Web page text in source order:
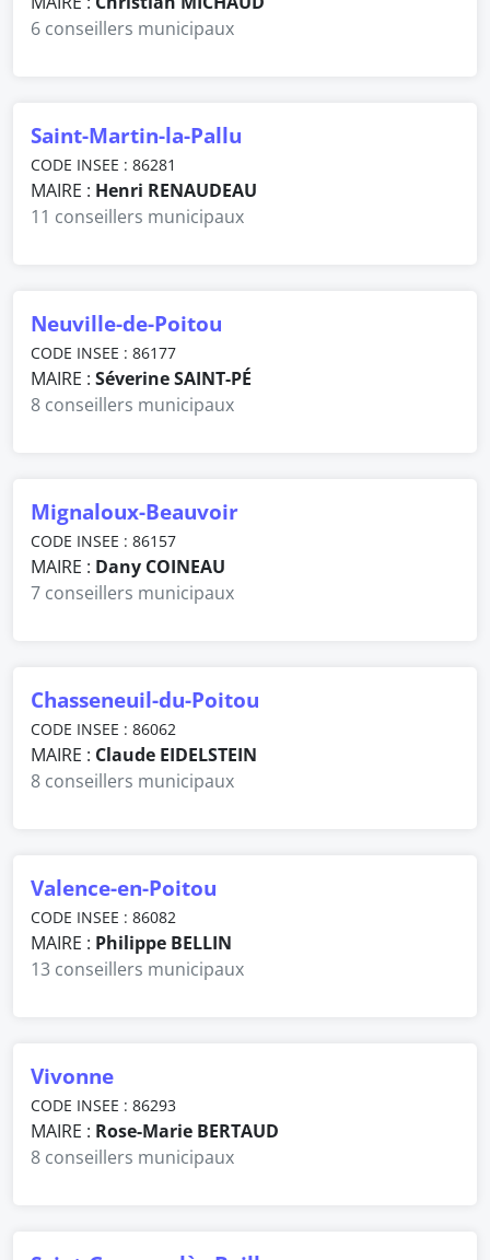
6 conseillers municipaux
Saint-Martin-la-Pallu
CODE INSEE : 86281
MAIRE : Henri RENAUDEAU
11 conseillers municipaux
Neuville-de-Poitou
CODE INSEE : 86177
MAIRE : Séverine SAINT-PÉ
8 conseillers municipaux
Mignaloux-Beauvoir
CODE INSEE : 86157
MAIRE : Dany COINEAU
7 conseillers municipaux
Chasseneuil-du-Poitou
CODE INSEE : 86062
MAIRE : Claude EIDELSTEIN
8 conseillers municipaux
Valence-en-Poitou
CODE INSEE : 86082
MAIRE : Philippe BELLIN
13 conseillers municipaux
Vivonne
CODE INSEE : 86293
MAIRE : Rose-Marie BERTAUD
8 conseillers municipaux